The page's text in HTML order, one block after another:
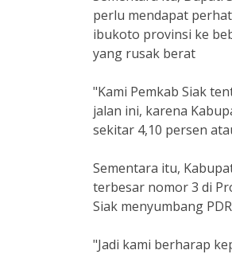
perlu mendapat
ibukoto provinsi ke
yang rusak berat
"Kami Pemkab Siak
jalan ini, karena
sekitar 4,10 persen
Sementara itu,
terbesar nomor 3 di
Siak menyumbang
"Jadi kami berharap